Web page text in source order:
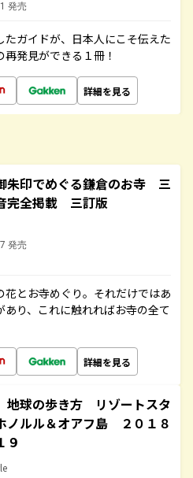
発売
たガイドが、日本人にこそ伝えた
発見ができる１冊！
詳細を見る
印でめぐる鎌倉のお寺 三
完全掲載 三訂版
発売
とお寺めぐり。それだけではあ
り、これに触れればお寺の全て
詳細を見る
球の歩き方 リゾートスタ
ルル＆オアフ島 ２０１８
９